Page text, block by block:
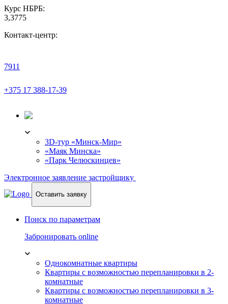
Курс НБРБ:
3,3775
Контакт-центр:
7911
+375 17 388-17-39
3D-тур «Минск-Мир»
«Маяк Минска»
«Парк Челюскинцев»
Электронное заявление застройщику
Оставить заявку
Поиск по параметрам
Забронировать online
Однокомнатные квартиры
Квартиры с возможностью перепланировки в 2-
комнатные
Квартиры с возможностью перепланировки в 3-
комнатные